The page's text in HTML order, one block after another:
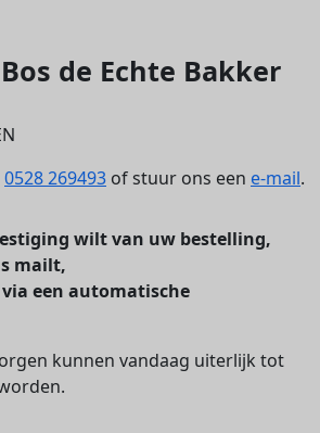
de Echte Bakker
0528 269493 of stuur ons een e-mail.
wilt van uw bestelling,
mailt,
een automatische
kunnen vandaag uiterlijk tot